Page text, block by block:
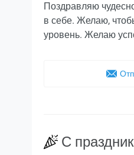
Поздравляю
в себе. Желаю,
уровень. Желаю
С